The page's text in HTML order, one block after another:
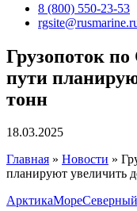
8 (800) 550-23-53
Грузопоток
пути
тонн
18.03.2025
Главная » Новости »
планируют увеличить
АрктикаМоре